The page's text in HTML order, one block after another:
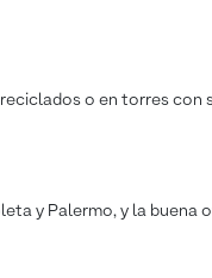
o en torres con
y Palermo, y la buena